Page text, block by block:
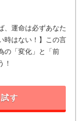
、運命は必ずあなた
時はない！】この言
の「変化」と「前
！
す